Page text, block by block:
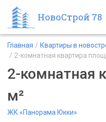
НовоСтрой 78
Главная Квартиры в
2-комнатная квартира
2-комнатная
м²
ЖК «Панорама Юкки»